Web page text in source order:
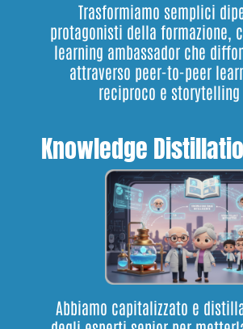
Trasformiamo semplici
protagonisti della formazione,
learning ambassador che
attraverso peer-to-peer
reciproco e storytelling
Knowledge
Abbiamo capitalizzato e